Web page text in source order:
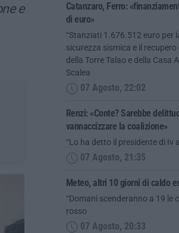
e
Catanzaro, Ferro:
di euro»
“Stanziati 1.676.512 euro per
sicurezza sismica e il
della Torre Talao e della Casa
Scalea
07 Agosto, 22:02
Renzi: «Conte? Sarebbe
vannaccizzare la coalizione»
“Lo ha detto il presidente di Iv
07 Agosto, 21:35
Meteo, altri 10 giorni di caldo
“Domani scenderanno a 19 le
rosso
07 Agosto, 20:33